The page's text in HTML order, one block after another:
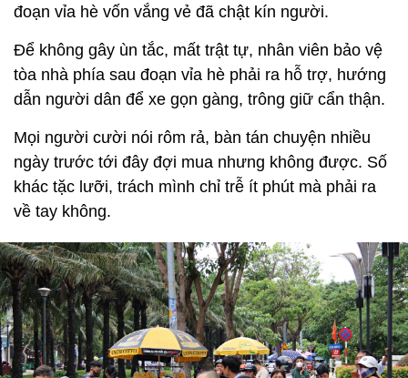
đoạn vỉa hè vốn vắng vẻ đã chật kín người.
Để không gây ùn tắc, mất trật tự, nhân viên bảo vệ
tòa nhà phía sau đoạn vỉa hè phải ra hỗ trợ, hướng
dẫn người dân để xe gọn gàng, trông giữ cẩn thận.
Mọi người cười nói rôm rả, bàn tán chuyện nhiều
ngày trước tới đây đợi mua nhưng không được. Số
khác tặc lưỡi, trách mình chỉ trễ ít phút mà phải ra
về tay không.